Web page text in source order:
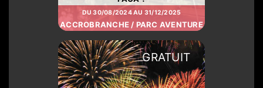
DU 30/08/2024 AU 31/12/2025
ACCROBRANCHE / PARC AVENTURE
GRATUIT